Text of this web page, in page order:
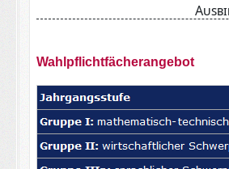
Wahlpflichtfächerangebot